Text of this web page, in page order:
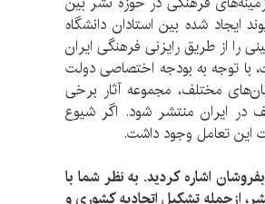
ایجاد شده بین استادان دانشگاه
را از طریق رایزنی فرهنگی ایران
با توجه به بودجه اختصاصی دولت
مختلف، مجموعه آثار برخی
در ایران منتشر شود. اگر شیوع
این تعامل وجود داشت.
اشاره کردید. به نظر شما با
ازجمله تشکیل اتحادیه کشوری و